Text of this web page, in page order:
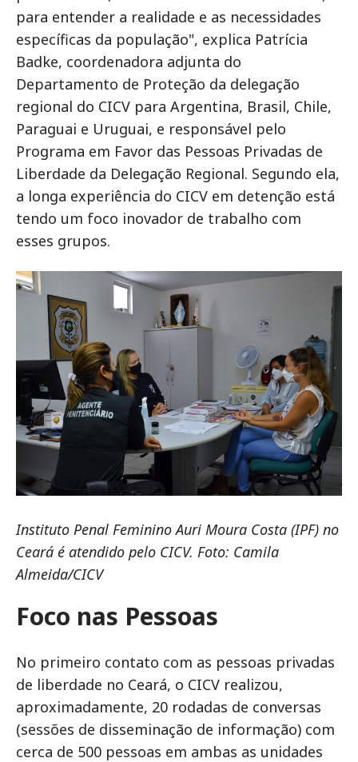
para entender a realidade e as necessidades
específicas da população", explica Patrícia
Badke, coordenadora adjunta do
Departamento de Proteção da delegação
regional do CICV para Argentina, Brasil, Chile,
Paraguai e Uruguai, e responsável pelo
Programa em Favor das Pessoas Privadas de
Liberdade da Delegação Regional. Segundo ela,
a longa experiência do CICV em detenção está
tendo um foco inovador de trabalho com
esses grupos.
Instituto Penal Feminino Auri Moura Costa (IPF) no
Ceará é atendido pelo CICV. Foto: Camila
Almeida/CICV
Foco nas Pessoas
No primeiro contato com as pessoas privadas
de liberdade no Ceará, o CICV realizou,
aproximadamente, 20 rodadas de conversas
(sessões de disseminação de informação) com
cerca de 500 pessoas em ambas as unidades